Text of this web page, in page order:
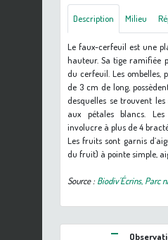
Description Milieu
Le faux-cerfeuil est une
hauteur. Sa tige ramifiée
du cerfeuil. Les ombelles,
de 3 cm de long,
desquelles se trouvent
aux pétales blancs.
involucre à plus de 4
Les fruits sont garnis
du fruit) à pointe simple,
Source : Biodiv'Écrins, Parc